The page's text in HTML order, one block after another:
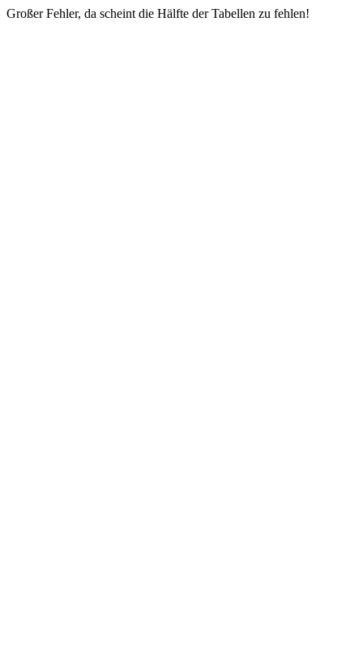
Großer Fehler, da scheint die Hälfte der Tabellen zu fehlen!